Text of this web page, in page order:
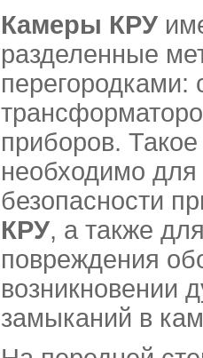
Камеры КРУ
разделенные
приборов.
необходимо
безопасности
КРУ, а также
повреждения
возникновении
замыканий в